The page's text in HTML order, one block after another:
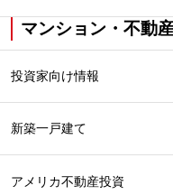
マンション・不動
投資家向け情報
新築一戸建て
アメリカ不動産投資